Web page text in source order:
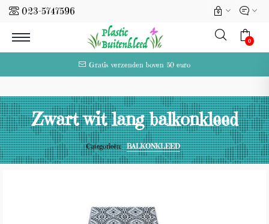
023-5747596
0
Gratis verzenden boven 50 euro
Zwart wit lang balkonkleed
Categorieën: BALKONKLEED
i